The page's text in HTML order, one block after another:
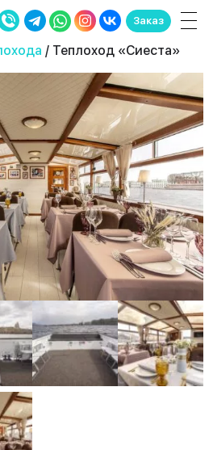
Заказ
/ Теплоход «Сиеста»